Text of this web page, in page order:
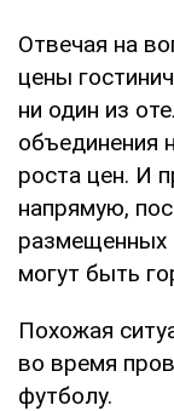
Отвечая на
цены
ни один из
объединения
роста цен. И
напрямую,
размещенных
могут быть
Похожая
во время
футболу.